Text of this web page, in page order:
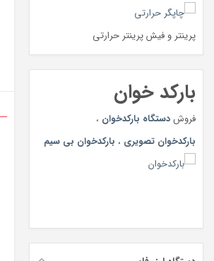
پرینتر و فیش پرینتر حرارتی
بارکد خوان
فروشدستگاه بارکدخوان ،
بارکدخوان تصویری ، بارکدخوان بی سیم